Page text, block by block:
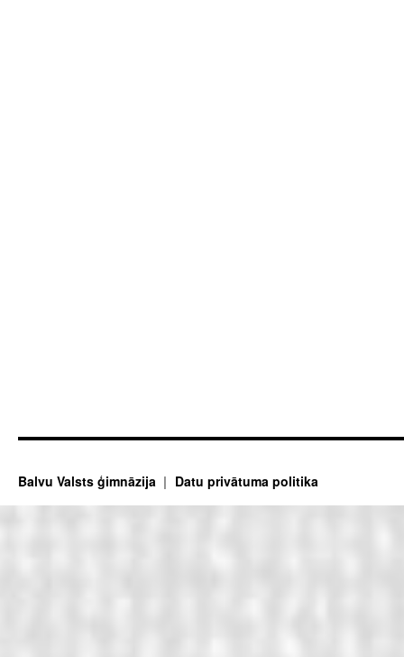
Balvu Valsts ģimnāzija Datu privātuma politika